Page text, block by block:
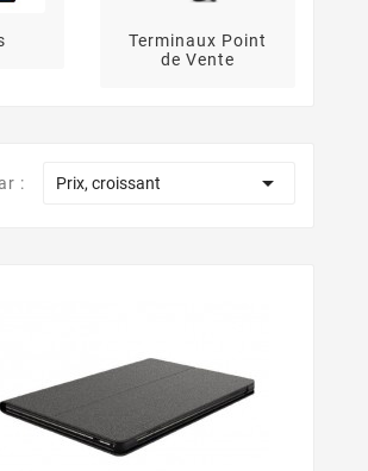
Terminaux Point
de Vente
: Prix, croissant 